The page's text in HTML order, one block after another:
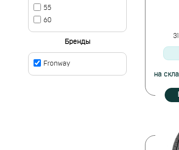
на
55
60
Бренды
Fronway